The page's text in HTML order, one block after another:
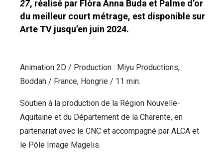
27, réalisé par Flòra Anna Buda et Palme d’or
du meilleur court métrage, est disponible sur
Arte TV jusqu’en juin 2024.
Animation 2D / Production : Miyu Productions,
Boddah / France, Hongrie / 11 min.
Soutien à la production de la Région Nouvelle-
Aquitaine et du Département de la Charente, en
partenariat avec le CNC et accompagné par ALCA et
le Pôle Image Magelis.